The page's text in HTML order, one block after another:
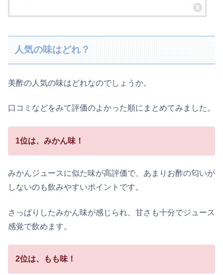
人気の味はどれ？
美酢の人気の味はどれなのでしょうか。
口コミなどをみて評価のよかった順にまとめてみました。
1位は、みかん味！
みかんジュースに似た味が高評価で、あまりお酢の匂いが
しないのも飲みやすいポイントです。
さっぱりしたみかん味が感じられ、甘さも十分でジュース
感覚で飲めます。
2位は、もも味！